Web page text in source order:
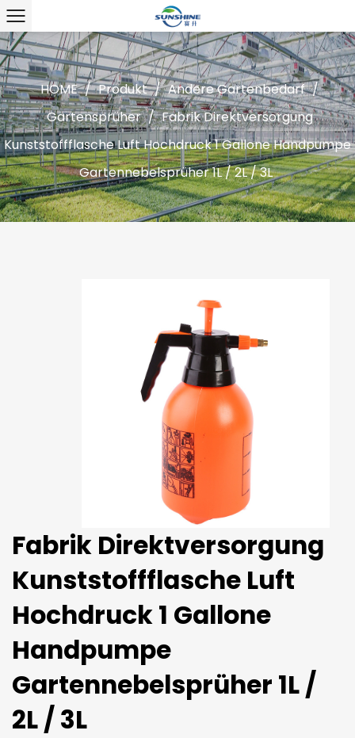
HOME / Produkt / Andere Gartenbedarf /
Gartensprüher / Fabrik Direktversorgung
Kunststoffflasche Luft Hochdruck 1 Gallone Handpumpe
Gartennebelsprüher 1L / 2L / 3L
Fabrik Direktversorgung
Kunststoffflasche Luft
Hochdruck 1 Gallone
Handpumpe
Gartennebelsprüher 1L /
2L / 3L